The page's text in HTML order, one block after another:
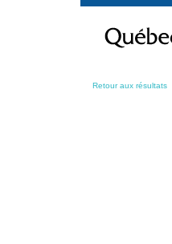
contenu
Retour aux résultats